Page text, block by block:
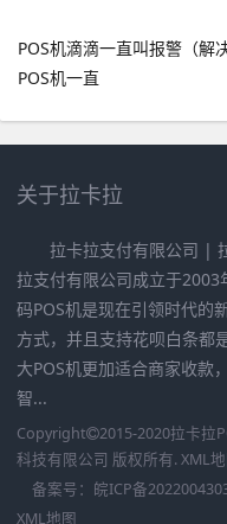
POS机滴滴一直叫报警（解
POS机一直
关于拉卡拉
拉卡拉支付有限公司 |
拉支付有限公司成立于
码POS机是现在引领时代的
方式，并且支持花呗白条都
大POS机更加适合商家收款
智...
Copyright 2015-2020拉卡拉
科技有限公司 版权所有. XML
备案号： 皖ICP备
XML地图